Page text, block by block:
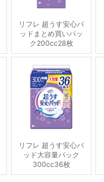
リフレ 超うす安心パ
ッドまとめ買いパッ
ク200cc28枚
リフレ 超うす安心パ
ッド大容量パック
300cc36枚